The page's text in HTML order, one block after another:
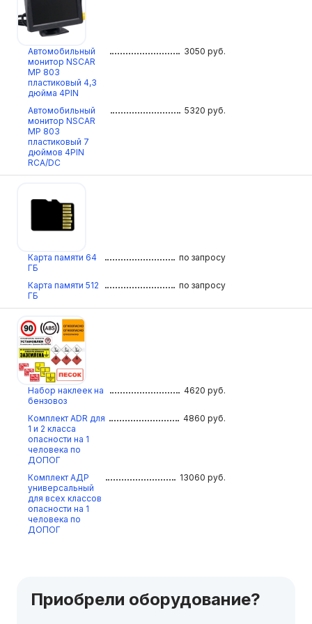
Автомобильный
монитор NSCAR
МР 803
пластиковый 4,3
дюйма 4PIN
3050 руб.
Автомобильный
монитор NSCAR
МР 803
пластиковый 7
дюймов 4PIN
RCA/DC
5320 руб.
Карта памяти 64
ГБ
по запросу
Карта памяти 512
ГБ
по запросу
Набор наклеек на
бензовоз
4620 руб.
Комплект ADR для
1 и 2 класса
опасности на 1
человека по
ДОПОГ
4860 руб.
Комплект АДР
универсальный
для всех классов
опасности на 1
человека по
ДОПОГ
13060 руб.
Приобрели оборудование?